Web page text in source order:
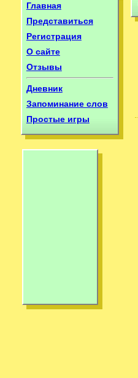
Главная
Представиться
Регистрация
О сайте
Отзывы
Дневник
Запоминание слов
Простые игры